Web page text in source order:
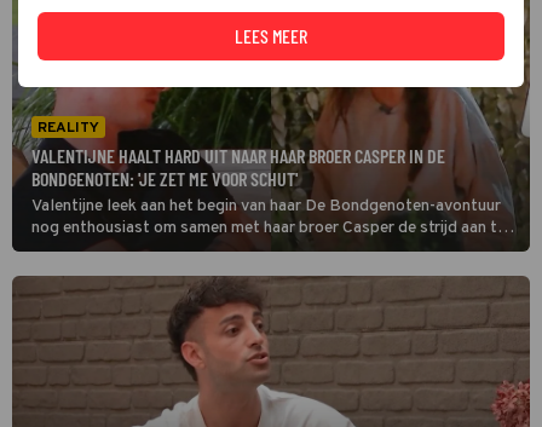
REALITY
VALENTIJNE HAALT HARD UIT NAAR HAAR BROER CASPER IN DE
BONDGENOTEN: 'JE ZET ME VOOR SCHUT'
Valentijne leek aan het begin van haar De Bondgenoten-avontuur
nog enthousiast om samen met haar broer Casper de strijd aan te
gaan, maar van die vrolijkheid is donderdag weinig over.
LEES MEER